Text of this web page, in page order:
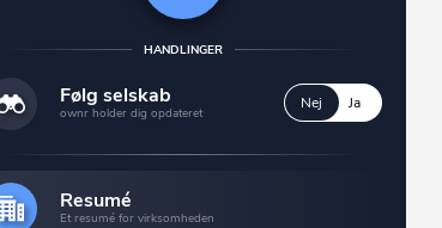
HANDLINGER
Følg selskab
ownr holder dig opdateret
Nej Ja
Resumé
Et resumé for virksomheden